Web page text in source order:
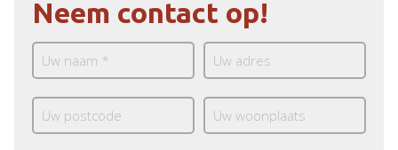
Neem contact op!